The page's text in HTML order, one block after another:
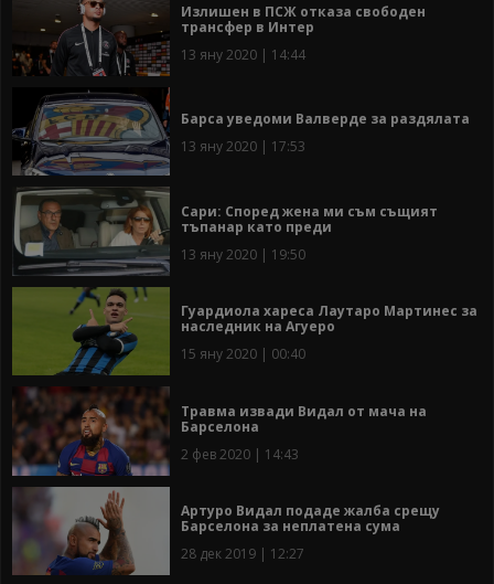
Излишен в ПСЖ отказа свободен
трансфер в Интер
13 яну 2020 | 14:44
Барса уведоми Валверде за раздялата
13 яну 2020 | 17:53
Сари: Според жена ми съм същият
тъпанар като преди
13 яну 2020 | 19:50
Гуардиола хареса Лаутаро Мартинес за
наследник на Агуеро
15 яну 2020 | 00:40
Травма извади Видал от мача на
Барселона
2 фев 2020 | 14:43
Артуро Видал подаде жалба срещу
Барселона за неплатена сума
28 дек 2019 | 12:27